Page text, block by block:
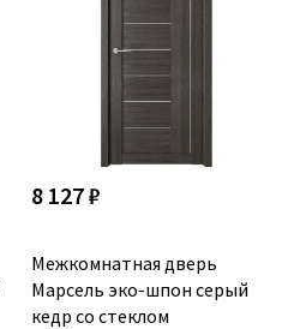
8 127 ₽
Межкомнатная дверь
Марсель эко-шпон серый
кедр со стеклом